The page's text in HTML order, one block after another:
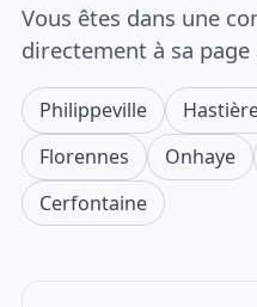
Vous êtes dans une
directement à sa
Philippeville
Florennes
Onhaye
Cerfontaine